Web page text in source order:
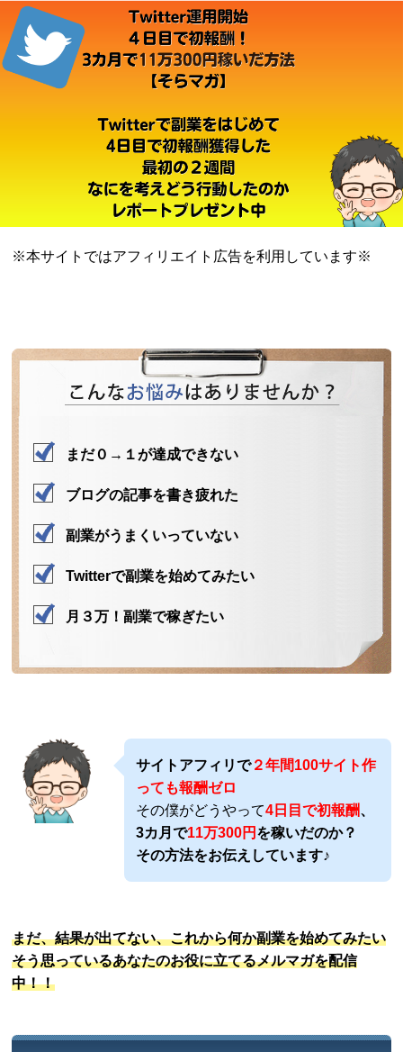
※本サイトではアフィリエイト広告を利用しています※
まだ０→１が達成できない
ブログの記事を書き疲れた
副業がうまくいっていない
Twitterで副業を始めてみたい
月３万！副業で稼ぎたい
サイトアフィリで２年間100サイト作
っても報酬ゼロ
その僕がどうやって4日目で初報酬、
3カ月で11万300円 を稼いだのか？
その方法をお伝えしています♪
まだ、結果が出てない、これから何か副業を始めてみたい
そう思っているあなたのお役に立てるメルマガを配信
中！！